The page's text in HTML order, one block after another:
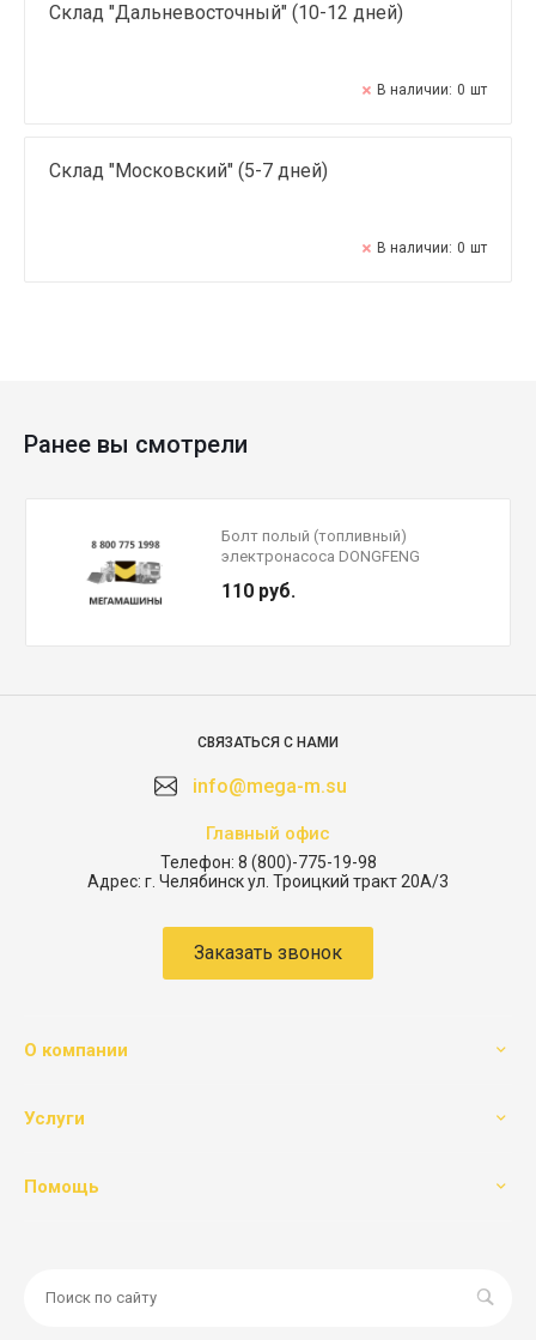
Склад "Дальневосточный" (10-12 дней)
В наличии: 0 шт
Склад "Московский" (5-7 дней)
В наличии: 0 шт
Ранее вы смотрели
Болт полый (топливный)
электронасоса DONGFENG
110 руб.
СВЯЗАТЬСЯ С НАМИ
info@mega-m.su
Главный офис
Телефон: 8 (800)-775-19-98
Адрес: г. Челябинск ул. Троицкий тракт 20А/3
Заказать звонок
О компании
Услуги
Помощь